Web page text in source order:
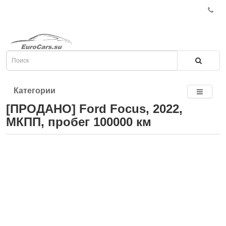
Категории
[ПРОДАНО] Ford Focus, 2022,
МКПП, пробег 100000 км